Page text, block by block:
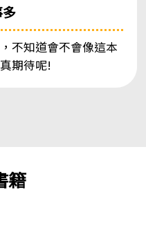
不知道會不會像這本
期待呢!
籍